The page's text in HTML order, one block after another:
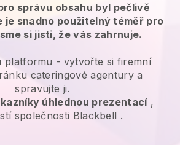
správu obsahu byl pečlivě
snadno použitelný téměř pro
si jisti, že vás zahrnuje.
platformu - vytvořte si firemní
cateringové agentury a
spravujte ji.
úhlednou prezentací,
společnosti Blackbell .